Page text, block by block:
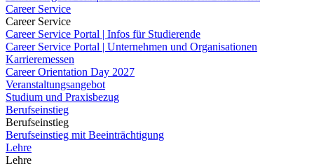
Career Service
Career Service
Career Service Portal | Infos für Studierende
Career Service Portal | Unternehmen und Organisationen
Karrieremessen
Career Orientation Day 2027
Veranstaltungsangebot
Studium und Praxisbezug
Berufseinstieg
Berufseinstieg
Berufseinstieg mit Beeinträchtigung
Lehre
Lehre